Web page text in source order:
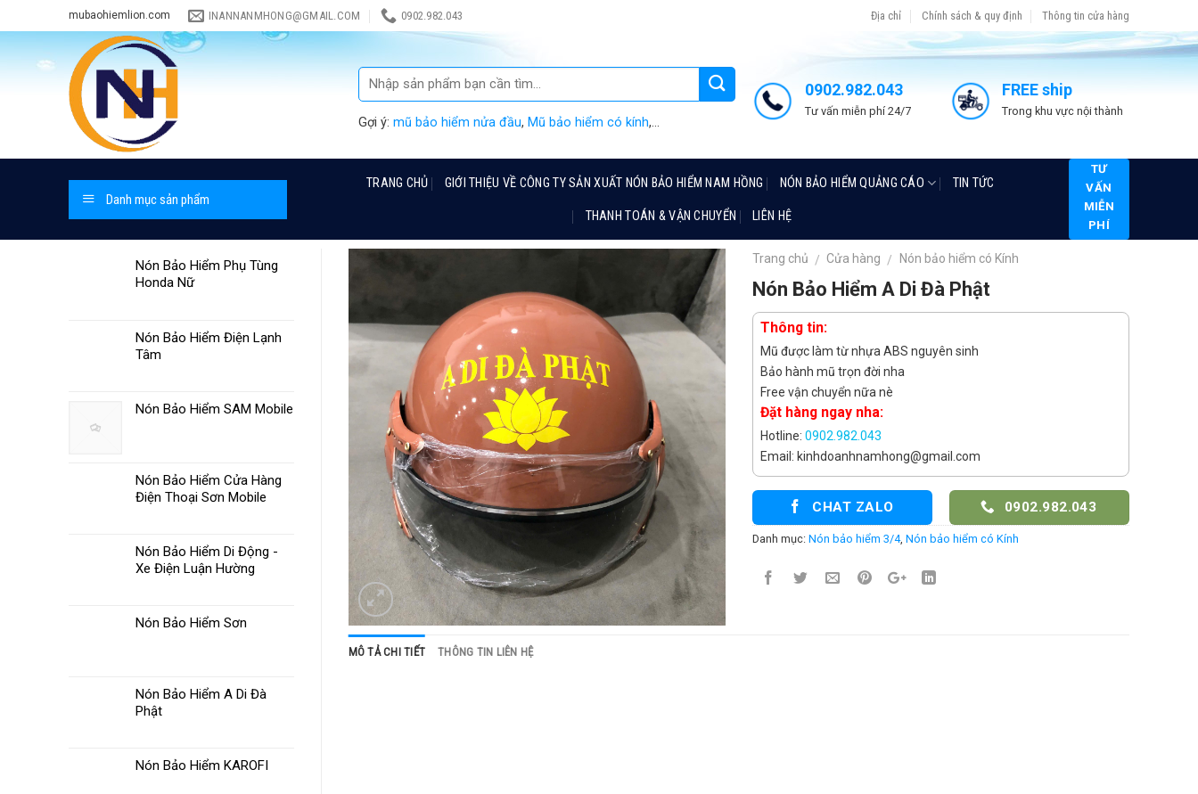
to
content
mubaohiemlion.com INANNANMHONG@GMAIL.COM 0902.982.043 Địa chỉ Chính sách & quy định Thông tin cửa hàng
Gợi ý: mũ bảo hiểm nửa đầu, Mũ bảo hiểm có kính,...
0902.982.043
Tư vấn miễn phí 24/7
FREE ship
Trong khu vực nội thành
Danh mục sản phẩm
TRANG CHỦ GIỚI THIỆU VỀ CÔNG TY SẢN XUẤT NÓN BẢO HIỂM NAM HỒNG NÓN BẢO HIỂM QUẢNG CÁO TIN TỨC
THANH TOÁN & VẬN CHUYỂN LIÊN HỆ
TƯ
VẤN
MIỄN
PHÍ
Nón Bảo Hiểm Phụ Tùng
Honda Nữ
Nón Bảo Hiểm Điện Lạnh
Tâm
Nón Bảo Hiểm SAM Mobile
Nón Bảo Hiểm Cửa Hàng
Điện Thoại Sơn Mobile
Nón Bảo Hiểm Di Động -
Xe Điện Luận Hường
Nón Bảo Hiểm Sơn
Nón Bảo Hiểm A Di Đà
Phật
Nón Bảo Hiểm KAROFI
Trang chủ / Cửa hàng / Nón bảo hiểm có Kính
Nón Bảo Hiểm A Di Đà Phật
Thông tin:
Mũ được làm từ nhựa ABS nguyên sinh
Bảo hành mũ trọn đời nha
Free vận chuyển nữa nè
Đặt hàng ngay nha:
Hotline: 0902.982.043
Email: kinhdoanhnamhong@gmail.com
CHAT ZALO 0902.982.043
Danh mục: Nón bảo hiểm 3/4, Nón bảo hiểm có Kính
MÔ TẢ CHI TIẾT THÔNG TIN LIÊN HỆ